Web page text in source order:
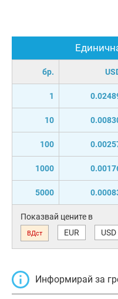
бр.
1
10
100
1000
5000
Показвай цените в
ВДст EUR USD
Информирай за